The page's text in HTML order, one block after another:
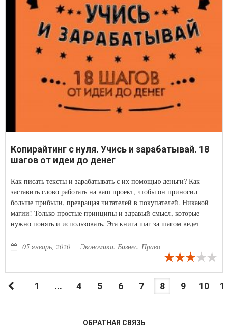
Копирайтинг с нуля. Учись и зарабатывай. 18
шагов от идеи до денег
Как писать тексты и зарабатывать с их помощью деньги? Как
заставить слово работать на ваш проект, чтобы он приносил
больше прибыли, превращая читателей в покупателей. Никакой
магии! Только простые принципы и здравый смысл, которые
нужно понять и использовать. Эта книга шаг за шагом ведет
могли применить знания на практике и получить результат в
05 январь, 2020 Экономика. Бизнес. Право
1 ... 4 5 6 7 8 9 10
ОБРАТНАЯ СВЯЗЬ